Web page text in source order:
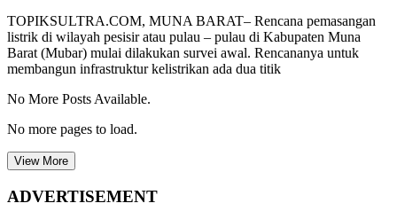
Hatta
TOPIKSULTRA.COM, MUNA BARAT– Rencana pemasangan
listrik di wilayah pesisir atau pulau – pulau di Kabupaten Muna
Barat (Mubar) mulai dilakukan survei awal. Rencananya untuk
membangun infrastruktur kelistrikan ada dua titik
No More Posts Available.
No more pages to load.
View More
ADVERTISEMENT